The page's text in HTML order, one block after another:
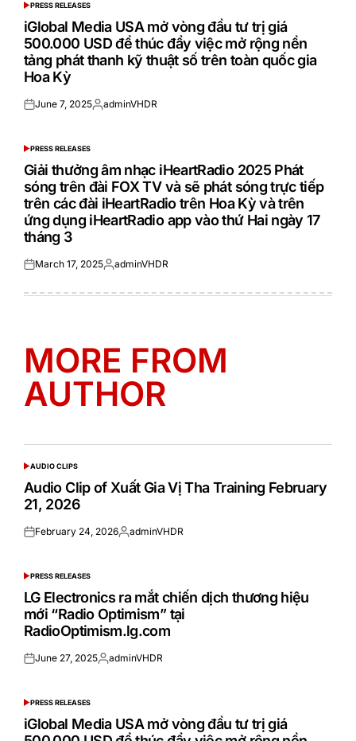
POSTED
IN
PRESS RELEASES
iGlobal Media USA mở vòng đầu tư trị giá
500.000 USD để thúc đẩy việc mở rộng nền
tảng phát thanh kỹ thuật số trên toàn quốc gia
Hoa Kỳ
Posted
June 7, 2025Posted
adminVHDR
POSTED
IN
PRESS RELEASES
Giải thưởng âm nhạc iHeartRadio 2025 Phát
sóng trên đài FOX TV và sẽ phát sóng trực tiếp
trên các đài iHeartRadio trên Hoa Kỳ và trên
ứng dụng iHeartRadio app vào thứ Hai ngày 17
tháng 3
Posted
March 17, 2025Posted
adminVHDR
MORE FROM
AUTHOR
POSTED
IN
AUDIO CLIPS
Audio Clip of Xuất Gia Vị Tha Training February
21, 2026
Posted
February 24, 2026Posted
adminVHDR
POSTED
IN
PRESS RELEASES
LG Electronics ra mắt chiến dịch thương hiệu
mới “Radio Optimism” tại
RadioOptimism.lg.com
Posted
June 27, 2025Posted
adminVHDR
POSTED
IN
PRESS RELEASES
iGlobal Media USA mở vòng đầu tư trị giá